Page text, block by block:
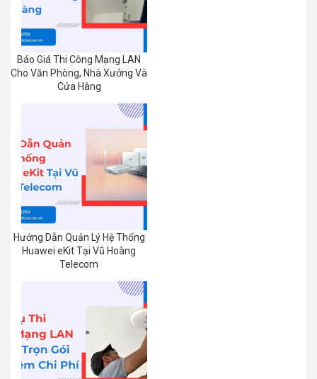
Báo Giá Thi Công Mạng LAN
Cho Văn Phòng, Nhà Xưởng Và
Cửa Hàng
Hướng Dẫn Quản Lý Hệ Thống
Huawei eKit Tại Vũ Hoàng
Telecom